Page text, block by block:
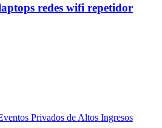
redes wifi repetidor